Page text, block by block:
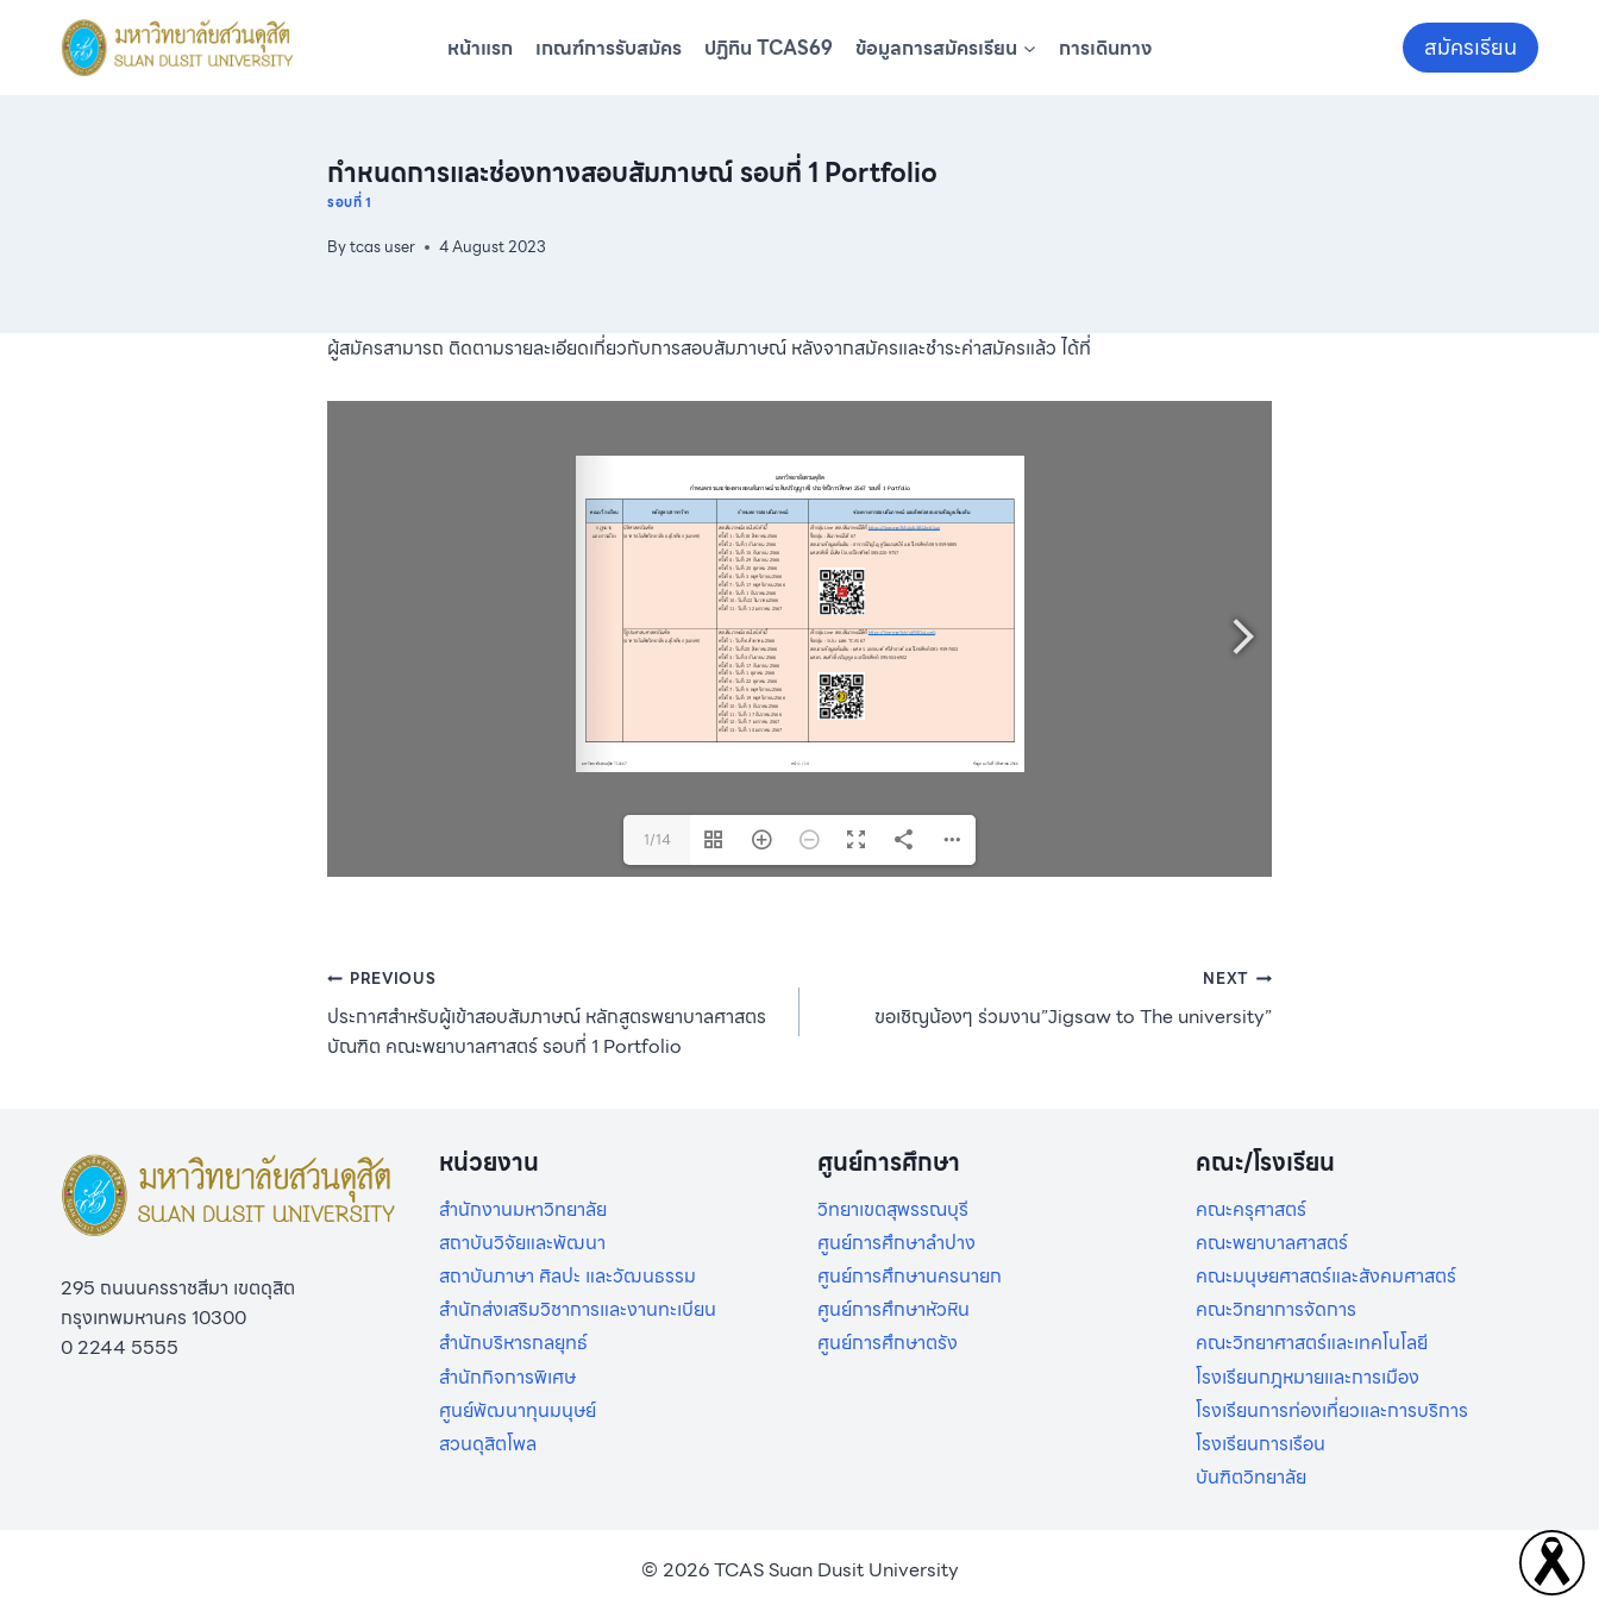
content
หน้าแรก เกณฑ์การรับสมัคร ปฏิทิน TCAS69 ข้อมูลการสมัครเรียน การเดินทาง สมัครเรียน
กําหนดการและช่องทางสอบสัมภาษณ์ รอบที่ 1 Portfolio
รอบที่ 1
Bytcas user 4 August 2023
ผู้สมัครสามารถ ติดตามรายละเอียดเกี่ยวกับการสอบสัมภาษณ์ หลังจากสมัครและชำระค่าสมัครแล้ว ได้ที่
1/14
Post
navigation
PREVIOUS
ประกาศสำหรับผู้เข้าสอบสัมภาษณ์ หลักสูตรพยาบาลศาสตร
บัณฑิต คณะพยาบาลศาสตร์ รอบที่ 1 Portfolio
NEXT
ขอเชิญน้องๆ ร่วมงาน”Jigsaw to The university”
295 ถนนนครราชสีมา เขตดุสิต
กรุงเทพมหานคร 10300
0 2244 5555
หน่วยงาน
สำนักงานมหาวิทยาลัย
สถาบันวิจัยและพัฒนา
สถาบันภาษา ศิลปะ และวัฒนธรรม
สำนักส่งเสริมวิชาการและงานทะเบียน
สำนักบริหารกลยุทธ์
สำนักกิจการพิเศษ
ศูนย์พัฒนาทุนมนุษย์
สวนดุสิตโพล
ศูนย์การศึกษา
วิทยาเขตสุพรรณบุรี
ศูนย์การศึกษาลำปาง
ศูนย์การศึกษานครนายก
ศูนย์การศึกษาหัวหิน
ศูนย์การศึกษาตรัง
คณะ/โรงเรียน
คณะครุศาสตร์
คณะพยาบาลศาสตร์
คณะมนุษยศาสตร์และสังคมศาสตร์
คณะวิทยาการจัดการ
คณะวิทยาศาสตร์และเทคโนโลยี
โรงเรียนกฎหมายและการเมือง
โรงเรียนการท่องเที่ยวและการบริการ
โรงเรียนการเรือน
บันฑิตวิทยาลัย
© 2026 TCAS Suan Dusit University